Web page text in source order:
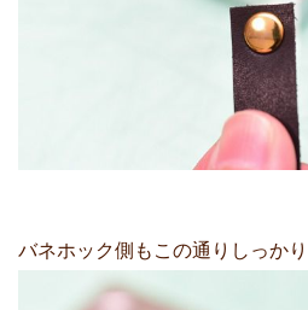
バネホック側もこの通りしっか